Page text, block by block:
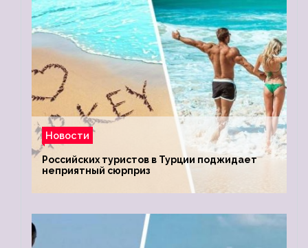
Новости
Российских туристов в Турции поджидает
неприятный сюрприз